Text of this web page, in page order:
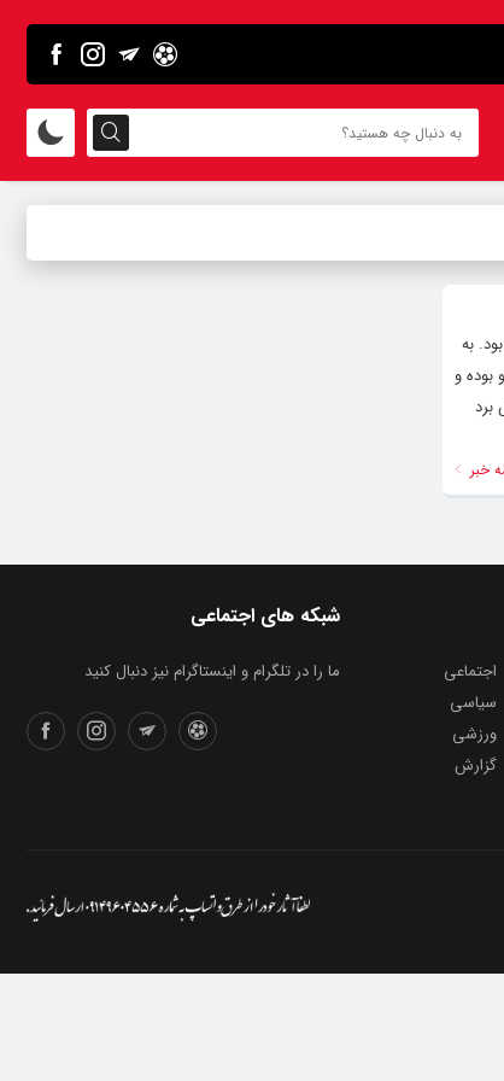
به
بوده و
برد
خبر
شبکه های اجتماعی
ما را در تلگرام و اینستاگرام نیز دنبال کنید
اجتماعی
سیاسی
ورزشی
گزارش